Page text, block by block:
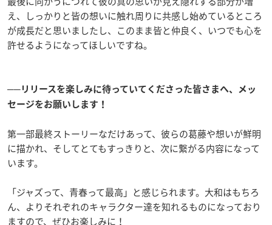
え、しっかりと皆の想いに触れ周りに共感し始めているところ
が成長だと思いましたし、このまま皆と仲良く、いつでも心を
許せるようになってほしいですね。
──リリースを楽しみに待っていてくださった皆さまへ、メッ
セージをお願いします！
第一部最終ストーリーなだけあって、彼らの葛藤や想いが鮮明
に描かれ、そしてとてもすっきりと、次に繋がる内容になって
います。
「ジャズって、青春って最高」と感じられます。大和はもちろ
ん、よりそれぞれのキャラクター達を知れるものになっており
ますので、ぜひお楽しみに！